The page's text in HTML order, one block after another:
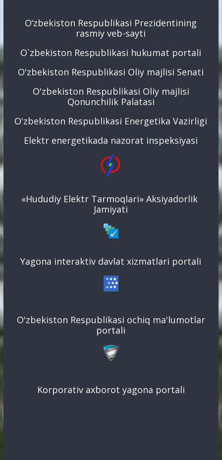
O‘zbekiston Respublikasi Prezidentining
rasmiy veb-sayti
O`zbekiston Respublikasi hukumat portali
O'zbekiston Respublikasi Oliy majlisi Senati
O'zbekiston Respublikasi Oliy majlisi
Qonunchilik Palatasi
O'zbekiston Respublikasi Energetika Vazirligi
Elektr energetikada nazorat inspeksiyasi
«Hududiy Elektr Tarmoqlari» Aksiyadorlik
Jamiyati
Yagona interaktiv davlat xizmatlari portali
O'zbekiston Respublikasi ochiq ma'lumotlar
portali
Korporativ axborot yagona portali